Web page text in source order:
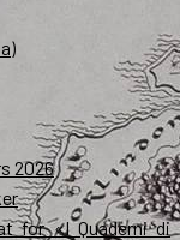
2026
for «I Quaderni di